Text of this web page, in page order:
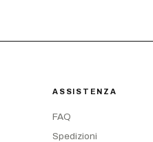
ASSISTENZA
FAQ
Spedizioni